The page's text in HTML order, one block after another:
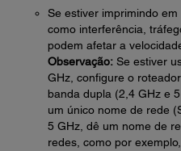
Se estiver imprimindo
como interferência,
podem afetar a
Observação: Se estiver
GHz, configure o
banda dupla (2,4 GHz e
um único nome de rede
5 GHz, dê um nome de
redes, como por